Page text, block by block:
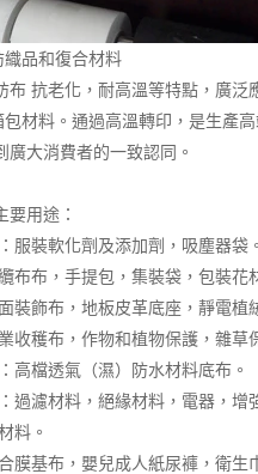
織品和復合材料
布 抗老化，耐高溫等特點，廣泛
材料。通過高溫轉印，是生產
廣大消費者的一致認同。
要用途：
服裝軟化劑及添加劑，吸塵器袋。
布布，手提包，集裝袋，包裝花
裝飾布，地板皮革底座，靜電植
收穫布，作物和植物保護，雜草
高檔透氣（濕）防水材料底布。
過濾材料，絕緣材料，電器，增
料。
膜基布，嬰兒成人紙尿褲，衛生